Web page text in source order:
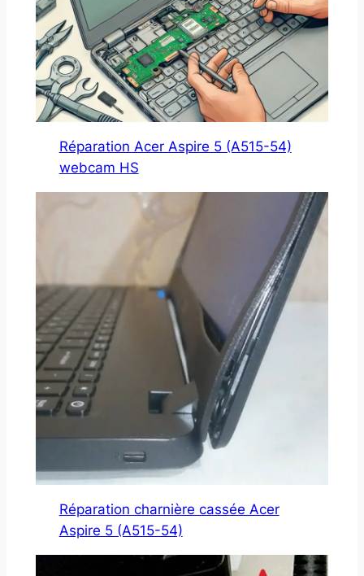
Réparation Acer Aspire 5 (A515-54)
webcam HS
Réparation charnière cassée Acer
Aspire 5 (A515-54)